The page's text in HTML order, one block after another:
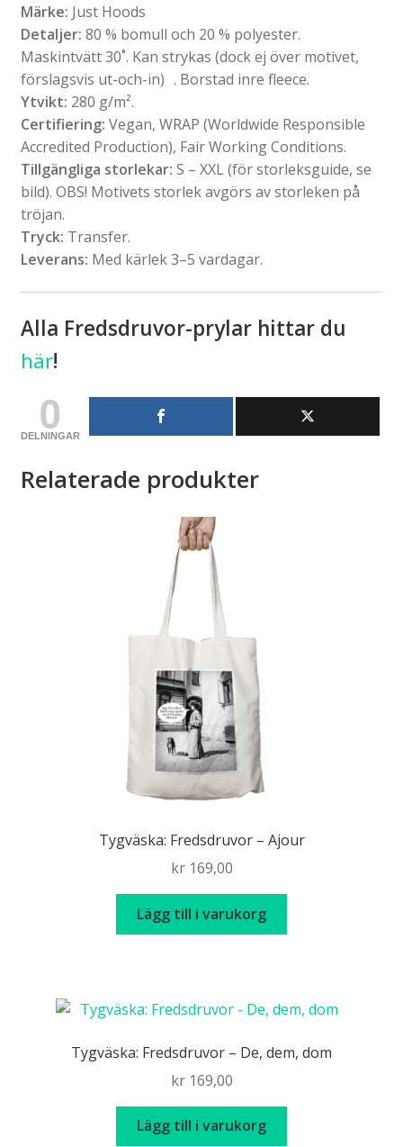
Märke: Just Hoods
Detaljer: 80 % bomull och 20 % polyester.
Maskintvätt 30˚. Kan strykas (dock ej över motivet,
förslagsvis ut-och-in) . Borstad inre fleece.
Ytvikt: 280 g/m².
Certifiering: Vegan, WRAP (Worldwide Responsible
Accredited Production), Fair Working Conditions.
Tillgängliga storlekar: S – XXL (för storleksguide, se
bild). OBS! Motivets storlek avgörs av storleken på
tröjan.
Tryck: Transfer.
Leverans: Med kärlek 3–5 vardagar.
Alla Fredsdruvor-prylar hittar du
här!
0
DELNINGAR
Relaterade produkter
Tygväska: Fredsdruvor – Ajour
kr169,00
Lägg till i varukorg
Tygväska: Fredsdruvor – De, dem, dom
kr169,00
Lägg till i varukorg